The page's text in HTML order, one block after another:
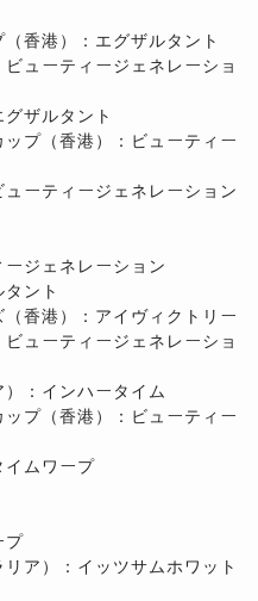
香港）：エグザルタント
ューティージェネレーショ
ザルタント
プ（香港）：ビューティー
ーティージェネレーション
ジェネレーション
ント
香港）：アイヴィクトリー
ューティージェネレーショ
：インハータイム
プ（香港）：ビューティー
イムワープ
プ
ア）：イッツサムホワット